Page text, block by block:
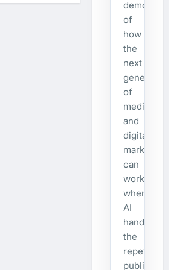
of
how
the
next
generation
of
media
and
digital
marketing
can
work
when
AI
handles
the
repetitive
publishing